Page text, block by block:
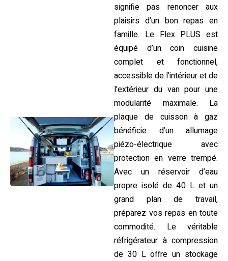
signifie pas renoncer aux
plaisirs d’un bon repas en
famille. Le Flex PLUS est
équipé d’un coin cuisine
complet et fonctionnel,
accessible de l’intérieur et de
l’extérieur du van pour une
modularité maximale. La
plaque de cuisson à gaz
bénéficie d’un allumage
piézo-électrique avec
protection en verre trempé.
Avec un réservoir d’eau
propre isolé de 40 L et un
grand plan de travail,
préparez vos repas en toute
commodité. Le véritable
réfrigérateur à compression
de 30 L offre un stockage